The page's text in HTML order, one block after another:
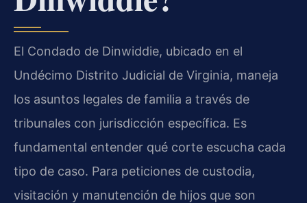
El Condado de Dinwiddie, ubicado en el
Undécimo Distrito Judicial de Virginia, maneja
los asuntos legales de familia a través de
tribunales con jurisdicción específica. Es
fundamental entender qué corte escucha cada
tipo de caso. Para peticiones de custodia,
visitación y manutención de hijos que son